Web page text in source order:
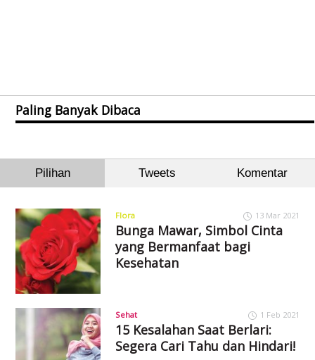
Paling Banyak Dibaca
Pilihan Tweets Komentar
Flora 13 Mar 2021
Bunga Mawar, Simbol Cinta
yang Bermanfaat bagi
Kesehatan
Sehat 1 Feb 2021
15 Kesalahan Saat Berlari:
Segera Cari Tahu dan Hindari!